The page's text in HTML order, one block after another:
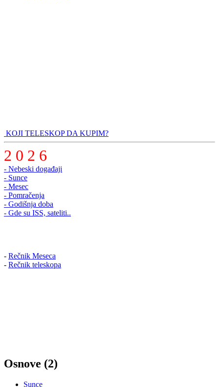
KOJI TELESKOP DA KUPIM?
2 0 2 6
- Nebeski događaji
- Sunce
- Mesec
- Pomračenja
- Godišnja doba
- Gde su ISS, sateliti..
- Rečnik Meseca
- Rečnik teleskopa
Osnove (2)
Sunce